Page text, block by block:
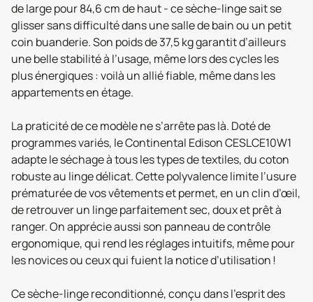
de large pour 84,6 cm de haut - ce sèche-linge sait se
glisser sans difficulté dans une salle de bain ou un petit
coin buanderie. Son poids de 37,5 kg garantit d’ailleurs
une belle stabilité à l’usage, même lors des cycles les
plus énergiques : voilà un allié fiable, même dans les
appartements en étage.
La praticité de ce modèle ne s’arrête pas là. Doté de
programmes variés, le Continental Edison CESLCE10W1
adapte le séchage à tous les types de textiles, du coton
robuste au linge délicat. Cette polyvalence limite l’usure
prématurée de vos vêtements et permet, en un clin d’œil,
de retrouver un linge parfaitement sec, doux et prêt à
ranger. On apprécie aussi son panneau de contrôle
ergonomique, qui rend les réglages intuitifs, même pour
les novices ou ceux qui fuient la notice d’utilisation !
Ce sèche-linge reconditionné, conçu dans l’esprit des